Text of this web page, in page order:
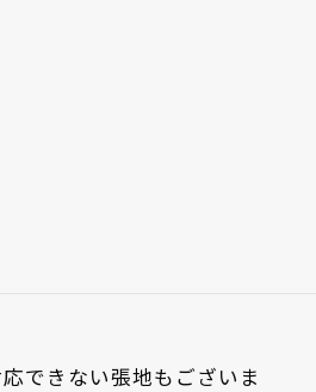
できない張地もございま